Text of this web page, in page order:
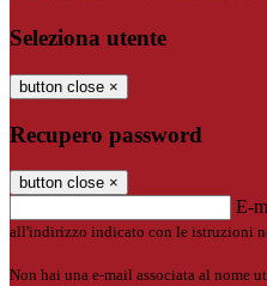
Seleziona utente
button close ×
Recupero password
button close ×
E-
all'indirizzo indicato con le istruzioni
Non hai una e-mail associata al nome